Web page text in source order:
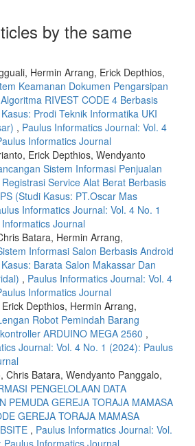
by the same
Hermin Arrang, Erick Depthios,
Keamanan Dokumen Pengarsipan
RIVEST CODE 4 Berbasis
Prodi Teknik Informatika UKI
, Paulus Informatics Journal: Vol. 4
Informatics Journal
Erick Depthios, Wendyanto
Sistem Informasi Penjualan
Service Alat Berat Berbasis
(Studi Kasus: PT.Oscar Mas
Informatics Journal: Vol. 4 No. 1
Journal
Batara, Hermin Arrang,
Informasi Salon Berbasis Android
Barata Salon Makassar Dan
, Paulus Informatics Journal: Vol. 4
Informatics Journal
Depthios, Hermin Arrang,
Robot Pemindah Barang
ARDUINO MEGA 2560 ,
Journal: Vol. 4 No. 1 (2024): Paulus
Chris Batara, Wendyanto Panggalo,
PENGELOLAAN DATA
PEMUDA GEREJA TORAJA MAMASA
GEREJA TORAJA MAMASA
, Paulus Informatics Journal: Vol.
Informatics Journal